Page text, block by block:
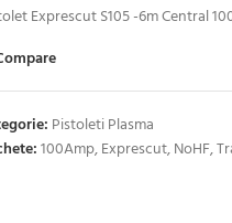
Exprescut S105 -6m Central
Pistoleti Plasma
100Amp,Exprescut,NoHF,